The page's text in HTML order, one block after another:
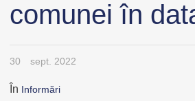
comunei în
30 sept. 2022
În Informări